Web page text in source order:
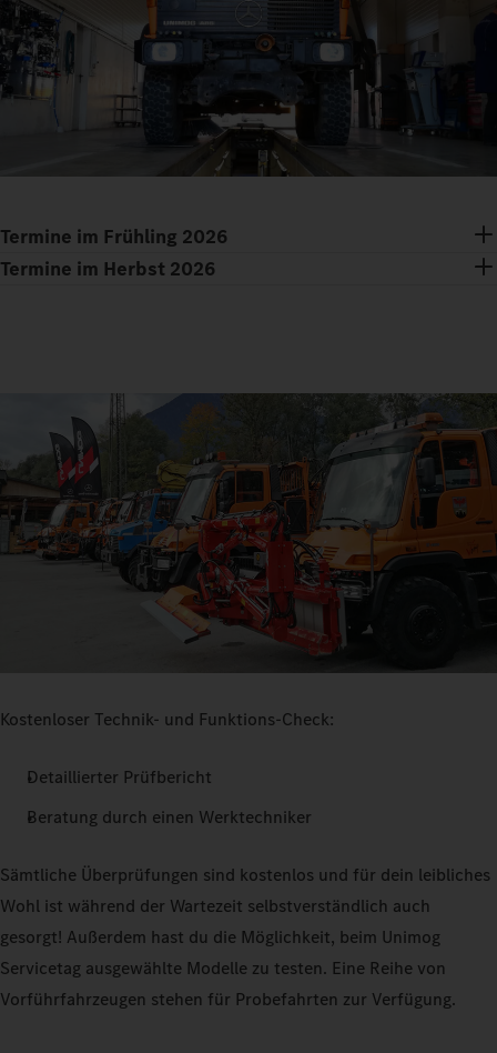
Termine im Frühling 2026
Termine im Herbst 2026
Kostenloser Technik- und Funktions-Check:
Detaillierter Prüfbericht
Beratung durch einen Werktechniker
Sämtliche Überprüfungen sind kostenlos und für dein leibliches
Wohl ist während der Wartezeit selbstverständlich auch
gesorgt! Außerdem hast du die Möglichkeit, beim Unimog
Servicetag ausgewählte Modelle zu testen. Eine Reihe von
Vorführfahrzeugen stehen für Probefahrten zur Verfügung.